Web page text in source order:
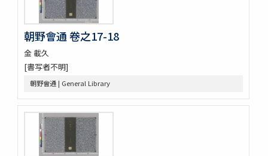
演機新編 3巻
八代文抄 (存31巻)
選英
朝野會通
麗史提綱 23巻
元帥權公幸州大捷碑
訂老 2巻
金剛般若波羅蜜經 2巻 (存1巻)
江華地啚
治郡㫖訣 : 居官大略
興海邑誌
朝野會通 卷之17-18
金 載久
[書写者不明]
朝野會通 | General Library